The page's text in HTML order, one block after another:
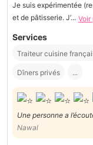
Je suis expérimentée
et de pâtisserie. J’... Voir
Services
Traiteur cuisine
Dîners privés ...
Une personne a l’écoute et adorable
Nawal